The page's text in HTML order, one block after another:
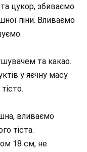
цукор, збиваємо
піни. Вливаємо
та какао.
у яєчну масу
вливаємо
тіста.
18 см, не